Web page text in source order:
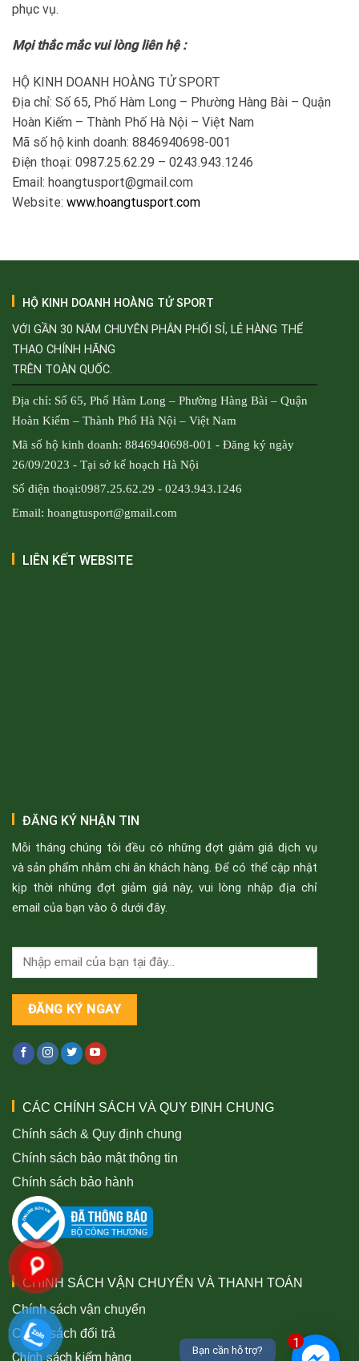
phục vụ.
Mọi thắc mắc vui lòng liên hệ :
HỘ KINH DOANH HOÀNG TỬ SPORT
Địa chỉ: Số 65, Phố Hàm Long – Phường Hàng Bài – Quận
Hoàn Kiếm – Thành Phố Hà Nội – Việt Nam
Mã số hộ kinh doanh: 8846940698-001
Điện thoại: 0987.25.62.29 – 0243.943.1246
Email: hoangtusport@gmail.com
Website: www.hoangtusport.com
HỘ KINH DOANH HOÀNG TỬ SPORT
VỚI GẦN 30 NĂM CHUYÊN PHÂN PHỐI SỈ, LẺ HÀNG THỂ
THAO CHÍNH HÃNG
TRÊN TOÀN QUỐC.
Địa chỉ: Số 65, Phố Hàm Long – Phường Hàng Bài – Quận
Hoàn Kiếm – Thành Phố Hà Nội – Việt Nam
Mã số hộ kinh doanh: 8846940698-001 - Đăng ký ngày
26/09/2023 - Tại sở kế hoạch Hà Nội
Số điện thoại:0987.25.62.29 - 0243.943.1246
Email: hoangtusport@gmail.com
LIÊN KẾT WEBSITE
ĐĂNG KÝ NHẬN TIN
Mỗi tháng chúng tôi đều có những đợt giảm giá dịch vụ
và sản phẩm nhằm chi ân khách hàng. Để có thể cập nhật
kịp thời những đợt giảm giá này, vui lòng nhập địa chỉ
email của bạn vào ô dưới đây.
CÁC CHÍNH SÁCH VÀ QUY ĐỊNH CHUNG
Chính sách & Quy định chung
Chính sách bảo mật thông tin
Chính sách bảo hành
CHÍNH SÁCH VẬN CHUYỂN VÀ THANH TOÁN
Chính sách vận chuyển
Chính sách đổi trả
Chính sách kiểm hàng
1
Bạn cần hỗ trợ?